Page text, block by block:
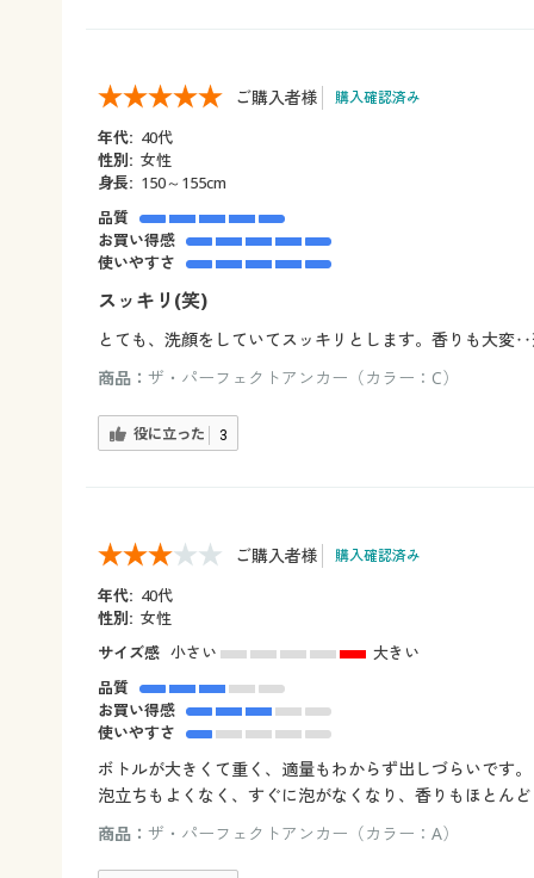
ご購入者様 購入確認済み
年代: 40代
性別: 女性
身長: 150～155cm
品質
お買い得感
使いやすさ
スッキリ(笑)
とても、洗顔をしていてスッキリとします。香りも大変
商品： ザ・パーフェクトアンカー（カラー：C）
役に立った 3
ご購入者様 購入確認済み
年代: 40代
性別: 女性
サイズ感 小さい
大きい
品質
お買い得感
使いやすさ
ボトルが大きくて重く、適量もわからず出しづらいです。
泡立ちもよくなく、すぐに泡がなくなり、香りもほとん
商品： ザ・パーフェクトアンカー（カラー：A）